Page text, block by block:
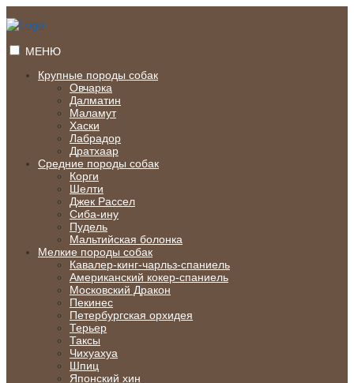
к
МЕНЮ
Крупные породы собак
Овчарка
Далматин
Маламут
Хаски
Лабрадор
Дратхаар
Средние породы собак
Корги
Шелти
Джек Рассел
Сиба-ину
Пудель
Мальтийская болонка
Мелкие породы собак
Кавалер-кинг-чарльз-спаниель
Американский кокер-спаниель
Московский Дракон
Пекинес
Петербургская орхидея
Терьер
Таксы
Чихуахуа
Шпиц
Японский хин